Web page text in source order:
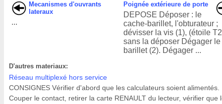
Mecanismes d'ouvrants
lateraux
...
Poignée extérieure de porte
DEPOSE Déposer : le
cache-barillet, l'obturateur ;
dévisser la vis (1), (étoile
sans la déposer Dégager le
barillet (2). Dégager ...
D'autres materiaux:
Réseau multiplexé hors service
CONSIGNES Vérifier d'abord que les calculateurs soient alimentés.
Couper le contact, retirer la carte RENAULT du lecteur, vérifier que